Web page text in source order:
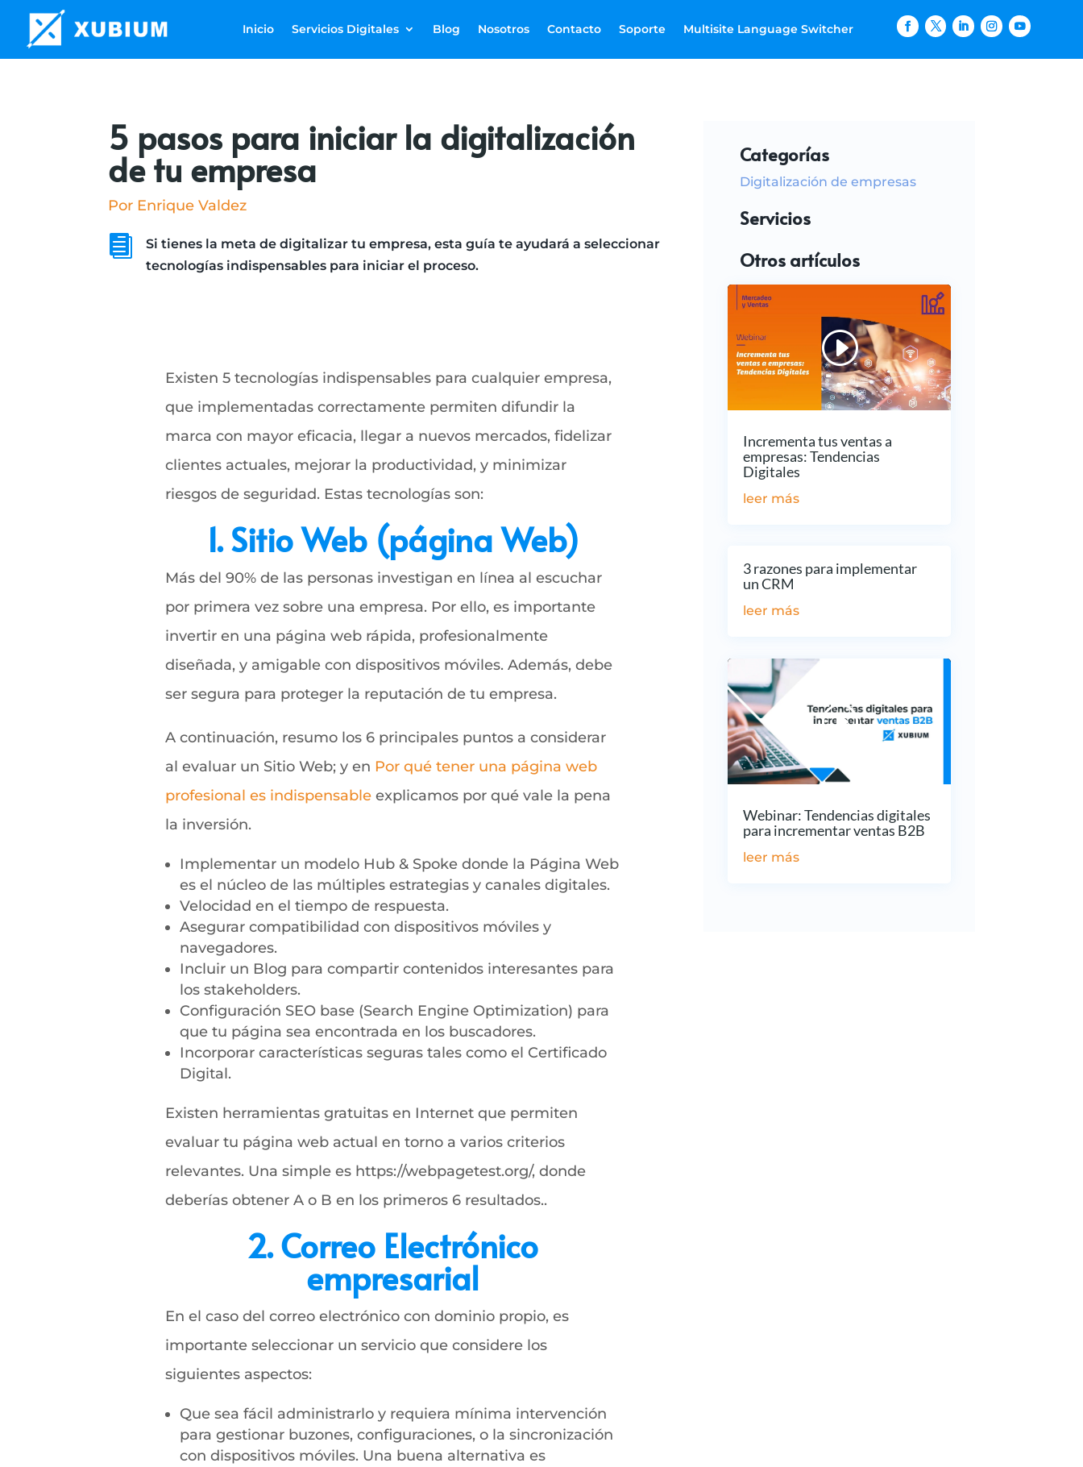
Inicio Servicios Digitales Blog Nosotros Contacto Soporte Multisite Language Switcher
5 pasos para iniciar la digitalización
de tu empresa
Por Enrique Valdez

Si tienes la meta de digitalizar tu empresa, esta guía te ayudará a seleccionar
tecnologías indispensables para iniciar el proceso.
Existen 5 tecnologías indispensables para cualquier empresa,
que implementadas correctamente permiten difundir la
marca con mayor eficacia, llegar a nuevos mercados, fidelizar
clientes actuales, mejorar la productividad, y minimizar
riesgos de seguridad. Estas tecnologías son:
1. Sitio Web (página Web)
Más del 90% de las personas investigan en línea al escuchar
por primera vez sobre una empresa. Por ello, es importante
invertir en una página web rápida, profesionalmente
diseñada, y amigable con dispositivos móviles. Además, debe
ser segura para proteger la reputación de tu empresa.
A continuación, resumo los 6 principales puntos a considerar
al evaluar un Sitio Web; y en Por qué tener una página web
profesional es indispensable explicamos por qué vale la pena
la inversión.
Implementar un modelo Hub & Spoke donde la Página Web
es el núcleo de las múltiples estrategias y canales digitales.
Velocidad en el tiempo de respuesta.
Asegurar compatibilidad con dispositivos móviles y
navegadores.
Incluir un Blog para compartir contenidos interesantes para
los stakeholders.
Configuración SEO base (Search Engine Optimization) para
que tu página sea encontrada en los buscadores.
Incorporar características seguras tales como el Certificado
Digital.
Existen herramientas gratuitas en Internet que permiten
evaluar tu página web actual en torno a varios criterios
relevantes. Una simple es https://webpagetest.org/, donde
deberías obtener A o B en los primeros 6 resultados..
2. Correo Electrónico
empresarial
En el caso del correo electrónico con dominio propio, es
importante seleccionar un servicio que considere los
siguientes aspectos:
Que sea fácil administrarlo y requiera mínima intervención
para gestionar buzones, configuraciones, o la sincronización
con dispositivos móviles. Una buena alternativa es
Categorías
Digitalización de empresas
Servicios
Otros artículos
Incrementa tus ventas a
empresas: Tendencias
Digitales
leer más
3 razones para implementar
un CRM
leer más
Webinar: Tendencias digitales
para incrementar ventas B2B
leer más